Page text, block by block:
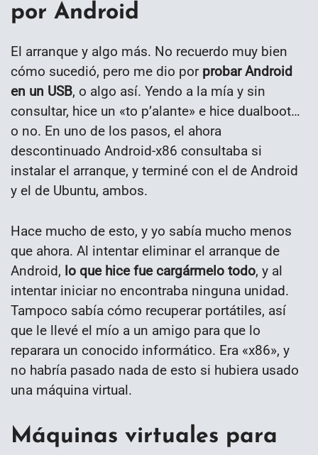
por Android
El arranque y algo más. No recuerdo muy bien
cómo sucedió, pero me dio por probar Android
en un USB, o algo así. Yendo a la mía y sin
consultar, hice un «to p’alante» e hice dualboot…
o no. En uno de los pasos, el ahora
descontinuado Android-x86 consultaba si
instalar el arranque, y terminé con el de Android
y el de Ubuntu, ambos.
Hace mucho de esto, y yo sabía mucho menos
que ahora. Al intentar eliminar el arranque de
Android, lo que hice fue cargármelo todo, y al
intentar iniciar no encontraba ninguna unidad.
Tampoco sabía cómo recuperar portátiles, así
que le llevé el mío a un amigo para que lo
reparara un conocido informático. Era «x86», y
no habría pasado nada de esto si hubiera usado
una máquina virtual.
Máquinas virtuales para